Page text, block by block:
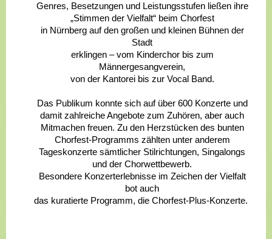
Genres, Besetzungen und Leistungsstufen ließen ihre
„Stimmen der Vielfalt“ beim Chorfest
in Nürnberg auf den großen und kleinen Bühnen der
Stadt
erklingen – vom Kinderchor bis zum
Männergesangverein,
von der Kantorei bis zur Vocal Band.
Das Publikum konnte sich auf über 600 Konzerte und
damit zahlreiche Angebote zum Zuhören, aber auch
Mitmachen freuen. Zu den Herzstücken des bunten
Chorfest-Programms zählten unter anderem
Tageskonzerte sämtlicher Stilrichtungen, Singalongs
und der Chorwettbewerb.
Besondere Konzerterlebnisse im Zeichen der Vielfalt
bot auch
das kuratierte Programm, die Chorfest-Plus-Konzerte.